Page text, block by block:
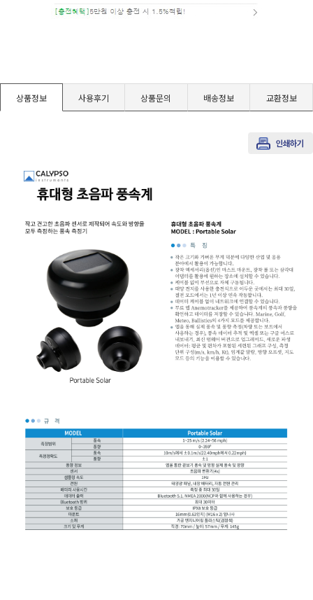
질기/원심분리기/초음파유량계/습식·건식가스메타
화상카메라
상품정보 사용후기 상품문의 배송정보 교환정보